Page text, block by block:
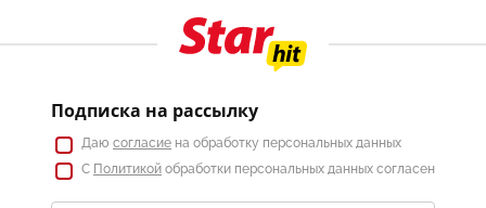
Подписка на рассылку
Даю согласие на обработку персональных данных
С Политикой обработки персональных данных согласен